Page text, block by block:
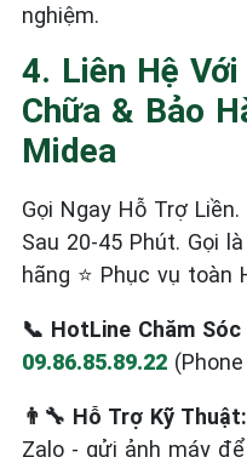
nghiệm.
4. Liên Hệ
Chữa & Bảo
Midea
Gọi Ngay Hỗ Trợ
Sau 20-45 Phút. Gọi
hãng ⭐ Phục vụ toàn
📞 HotLine Chăm
09.86.85.89.22
👨‍🔧 Hỗ Trợ Kỹ Thuật:
Zalo - gửi ảnh máy